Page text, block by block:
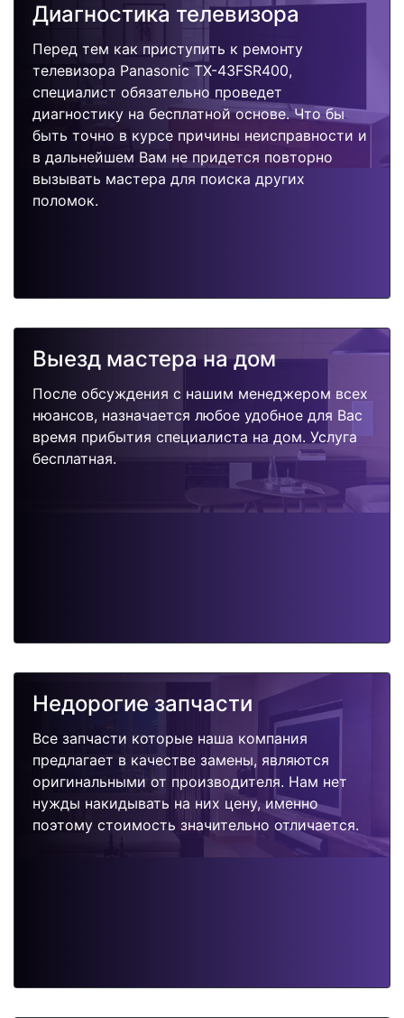
Диагностика телевизора
Перед тем как приступить к ремонту
телевизора Panasonic TX-43FSR400,
специалист обязательно проведет
диагностику на бесплатной основе. Что бы
быть точно в курсе причины неисправности и
в дальнейшем Вам не придется повторно
вызывать мастера для поиска других
поломок.
Выезд мастера на дом
После обсуждения с нашим менеджером всех
нюансов, назначается любое удобное для Вас
время прибытия специалиста на дом. Услуга
бесплатная.
Недорогие запчасти
Все запчасти которые наша компания
предлагает в качестве замены, являются
оригинальными от производителя. Нам нет
нужды накидывать на них цену, именно
поэтому стоимость значительно отличается.